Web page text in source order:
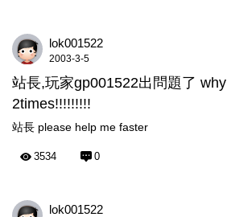
lok001522
2003-3-5
站長,玩家gp001522出問題了
2times!!!!!!!!!
站長 please help me faster
3534 0
lok001522